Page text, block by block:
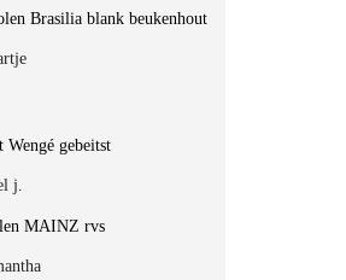
Brasilia blank beukenhout
Wengé gebeitst
j.
MAINZ rvs